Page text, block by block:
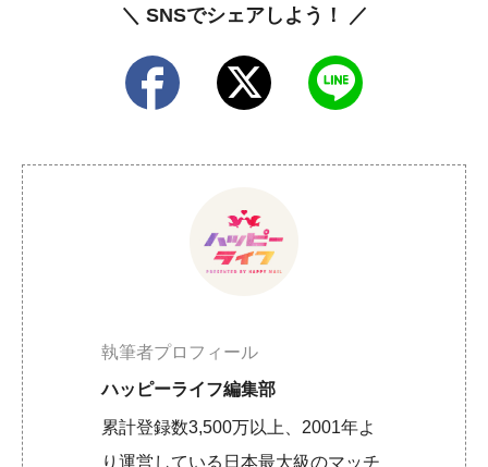
＼ SNSでシェアしよう！ ／
執筆者プロフィール
ハッピーライフ編集部
累計登録数3,500万以上、2001年よ
り運営している日本最大級のマッチ